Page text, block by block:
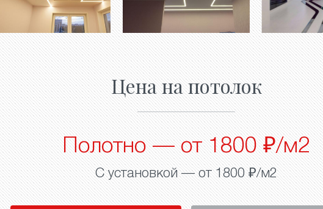
Цена на потолок
Полотно — от 1800 ₽/м2
С установкой — от 1800 ₽/м2